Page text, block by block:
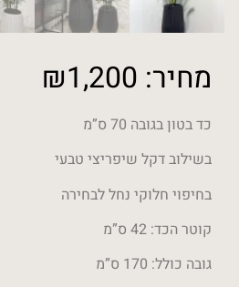
מחיר: ₪1,200
כד בטון בגובה 70 ס”מ
בשילוב דקל שיפריצי טבעי
בחיפוי חלוקי נחל לבחירה
קוטר הכד: 42 ס”מ
גובה כולל: 170 ס”מ